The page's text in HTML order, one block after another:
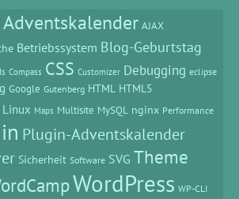
Adventskalender AJAX
Betriebssystem Blog-Geburtstag
Compass CSS Customizer Debugging eclipse
Google Gutenberg HTML HTML5
Linux Maps Multisite MySQL nginx Performance
Plugin-Adventskalender
Sicherheit Software SVG Theme
WordPress WP-CLI